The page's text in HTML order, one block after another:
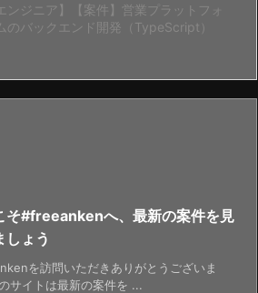
ンジニア】【案件】営業プラットフォ
のバックエンド開発（TypeScript）
そ#freeankenへ、最新の案件を見
しょう
を訪問いただきありがとうございま
サイトは最新の案件を ...